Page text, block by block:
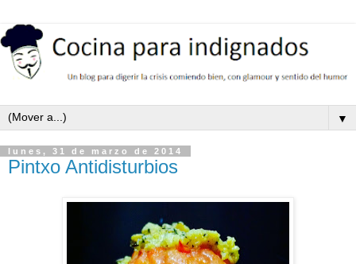
▼
lunes, 31 de marzo de 2014
Pintxo Antidisturbios